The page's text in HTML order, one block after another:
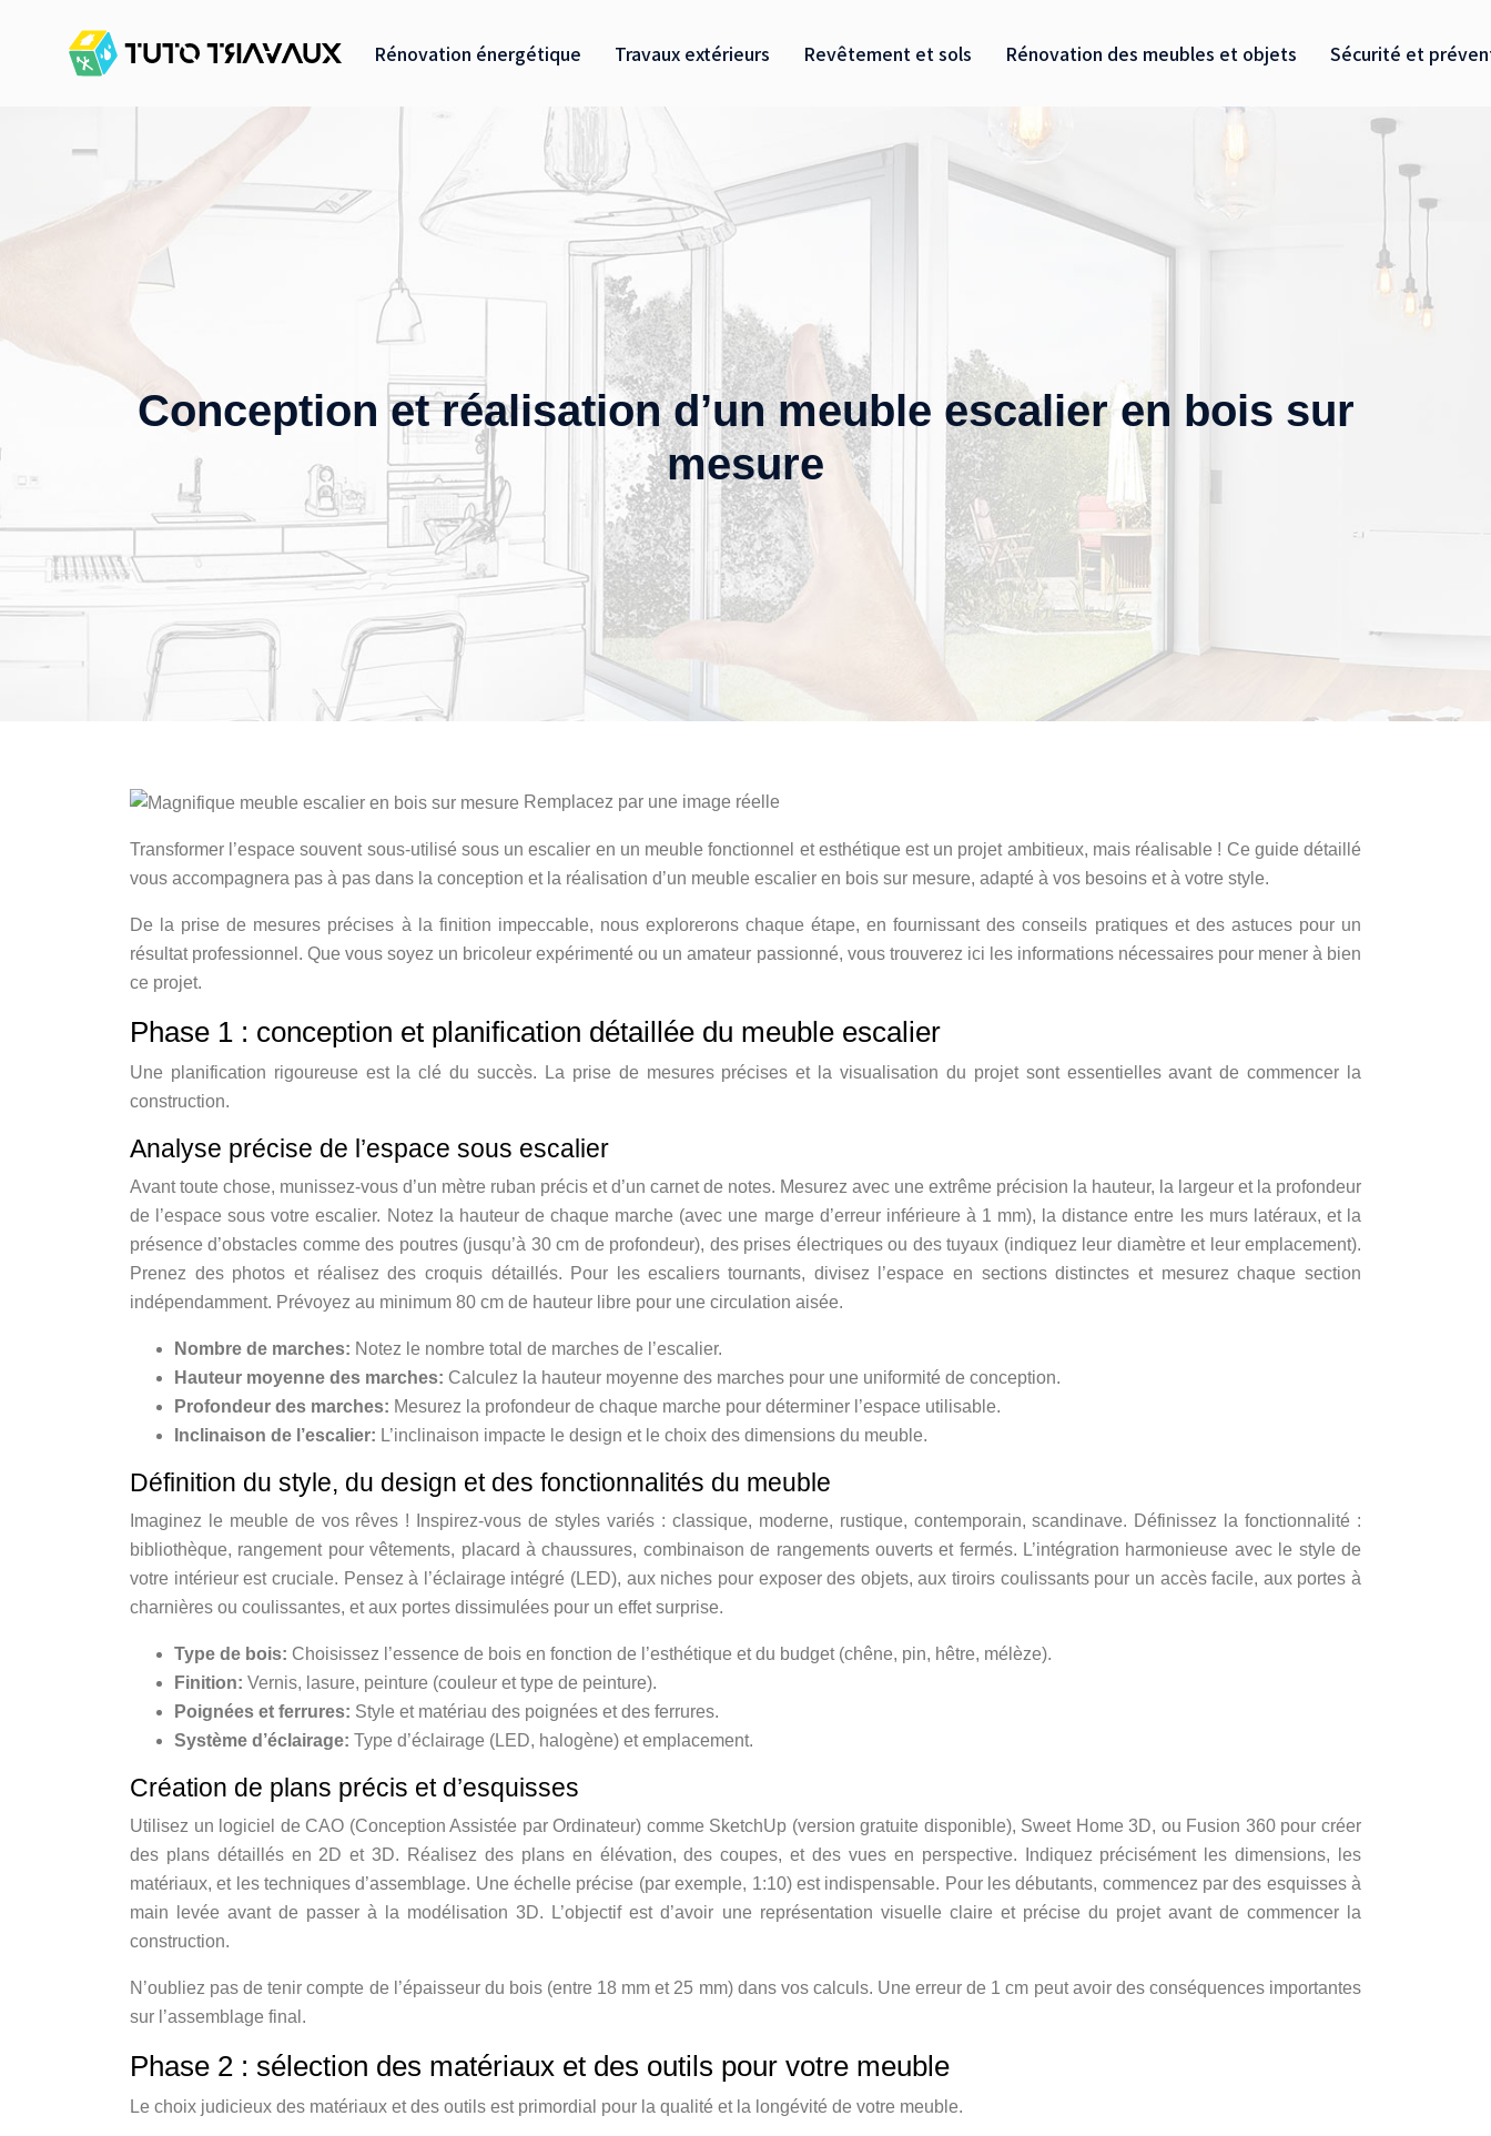
Rénovation énergétique Travaux extérieurs Revêtement et sols Rénovation des meubles et objets Sécurité et
Conception et réalisation d’un meuble escalier en bois sur
mesure
Remplacez par une image réelle
Transformer l’espace souvent sous-utilisé sous un escalier en un meuble fonctionnel et esthétique est un projet ambitieux, mais réalisable ! Ce guide détaillé
vous accompagnera pas à pas dans la conception et la réalisation d’un meuble escalier en bois sur mesure, adapté à vos besoins et à votre style.
De la prise de mesures précises à la finition impeccable, nous explorerons chaque étape, en fournissant des conseils pratiques et des astuces pour un
résultat professionnel. Que vous soyez un bricoleur expérimenté ou un amateur passionné, vous trouverez ici les informations nécessaires pour mener à bien
ce projet.
Phase 1 : conception et planification détaillée du meuble escalier
Une planification rigoureuse est la clé du succès. La prise de mesures précises et la visualisation du projet sont essentielles avant de commencer la
construction.
Analyse précise de l’espace sous escalier
Avant toute chose, munissez-vous d’un mètre ruban précis et d’un carnet de notes. Mesurez avec une extrême précision la hauteur, la largeur et la profondeur
de l’espace sous votre escalier. Notez la hauteur de chaque marche (avec une marge d’erreur inférieure à 1 mm), la distance entre les murs latéraux, et la
présence d’obstacles comme des poutres (jusqu’à 30 cm de profondeur), des prises électriques ou des tuyaux (indiquez leur diamètre et leur emplacement).
Prenez des photos et réalisez des croquis détaillés. Pour les escaliers tournants, divisez l’espace en sections distinctes et mesurez chaque section
indépendamment. Prévoyez au minimum 80 cm de hauteur libre pour une circulation aisée.
Nombre de marches: Notez le nombre total de marches de l’escalier.
Hauteur moyenne des marches: Calculez la hauteur moyenne des marches pour une uniformité de conception.
Profondeur des marches: Mesurez la profondeur de chaque marche pour déterminer l’espace utilisable.
Inclinaison de l’escalier: L’inclinaison impacte le design et le choix des dimensions du meuble.
Définition du style, du design et des fonctionnalités du meuble
Imaginez le meuble de vos rêves ! Inspirez-vous de styles variés : classique, moderne, rustique, contemporain, scandinave. Définissez la fonctionnalité :
bibliothèque, rangement pour vêtements, placard à chaussures, combinaison de rangements ouverts et fermés. L’intégration harmonieuse avec le style de
votre intérieur est cruciale. Pensez à l’éclairage intégré (LED), aux niches pour exposer des objets, aux tiroirs coulissants pour un accès facile, aux portes à
charnières ou coulissantes, et aux portes dissimulées pour un effet surprise.
Type de bois: Choisissez l’essence de bois en fonction de l’esthétique et du budget (chêne, pin, hêtre, mélèze).
Finition: Vernis, lasure, peinture (couleur et type de peinture).
Poignées et ferrures: Style et matériau des poignées et des ferrures.
Système d’éclairage: Type d’éclairage (LED, halogène) et emplacement.
Création de plans précis et d’esquisses
Utilisez un logiciel de CAO (Conception Assistée par Ordinateur) comme SketchUp (version gratuite disponible), Sweet Home 3D, ou Fusion 360 pour créer
des plans détaillés en 2D et 3D. Réalisez des plans en élévation, des coupes, et des vues en perspective. Indiquez précisément les dimensions, les
matériaux, et les techniques d’assemblage. Une échelle précise (par exemple, 1:10) est indispensable. Pour les débutants, commencez par des esquisses à
main levée avant de passer à la modélisation 3D. L’objectif est d’avoir une représentation visuelle claire et précise du projet avant de commencer la
construction.
N’oubliez pas de tenir compte de l’épaisseur du bois (entre 18 mm et 25 mm) dans vos calculs. Une erreur de 1 cm peut avoir des conséquences importantes
sur l’assemblage final.
Phase 2 : sélection des matériaux et des outils pour votre meuble
Le choix judicieux des matériaux et des outils est primordial pour la qualité et la longévité de votre meuble.